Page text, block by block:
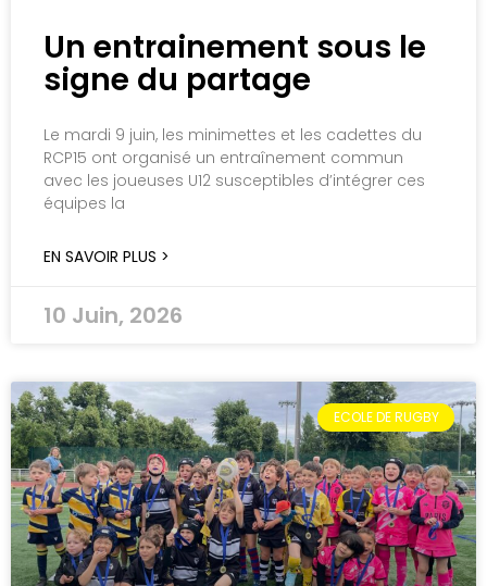
Un entrainement sous le
signe du partage
Le mardi 9 juin, les minimettes et les cadettes du
RCP15 ont organisé un entraînement commun
avec les joueuses U12 susceptibles d’intégrer ces
équipes la
EN SAVOIR PLUS >
10 Juin, 2026
ECOLE DE RUGBY